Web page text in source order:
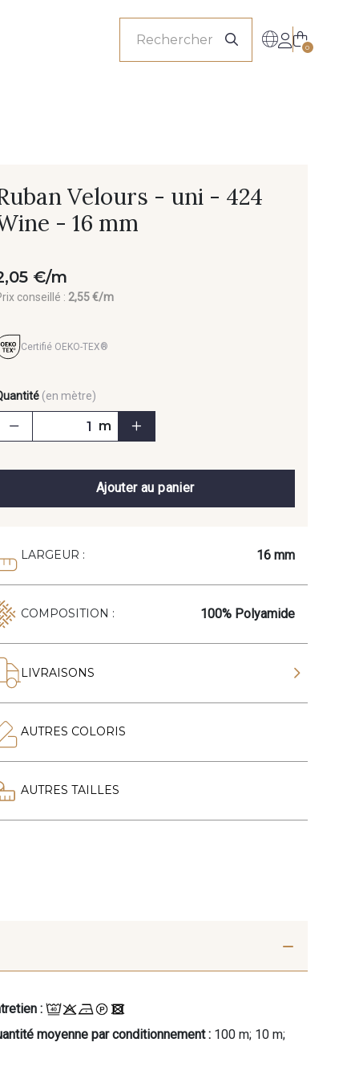
0
Velours - uni - 424
- 16 mm
€/m
conseillé : 2,55 €/m
Certifié OEKO-TEX®
(en mètre)
m
Ajouter au panier
LARGEUR : 16 mm
COMPOSITION : 100% Polyamide
LIVRAISONS
AUTRES COLORIS
AUTRES TAILLES
:
moyenne par conditionnement : 100 m; 10 m;